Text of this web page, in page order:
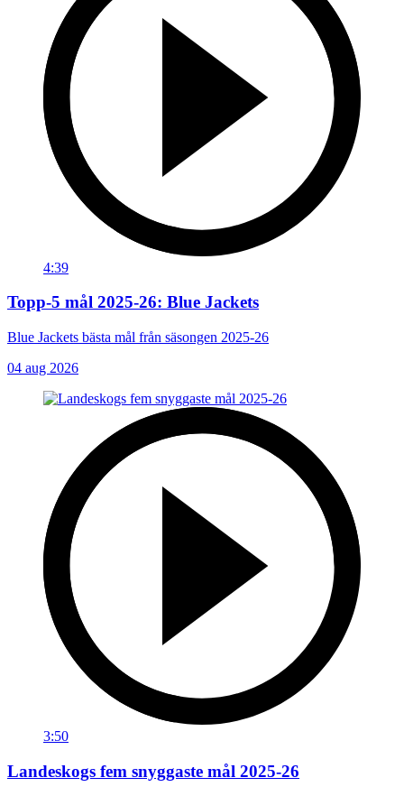
4:39
Topp-5 mål 2025-26: Blue Jackets
Blue Jackets bästa mål från säsongen 2025-26
04 aug 2026
3:50
Landeskogs fem snyggaste mål 2025-26